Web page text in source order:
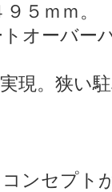
ｍｍ。
バーハン
い駐車
セプトが